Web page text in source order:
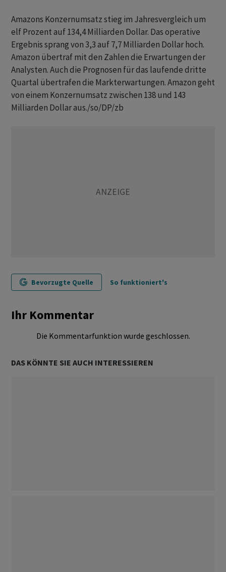
Amazons Konzernumsatz stieg im Jahresvergleich um
elf Prozent auf 134,4 Milliarden Dollar. Das operative
Ergebnis sprang von 3,3 auf 7,7 Milliarden Dollar hoch.
Amazon übertraf mit den Zahlen die Erwartungen der
Analysten. Auch die Prognosen für das laufende dritte
Quartal übertrafen die Markterwartungen. Amazon geht
von einem Konzernumsatz zwischen 138 und 143
Milliarden Dollar aus./so/DP/zb
Bevorzugte Quelle So funktioniert's
Ihr Kommentar
Die Kommentarfunktion wurde geschlossen.
DAS KÖNNTE SIE AUCH INTERESSIEREN